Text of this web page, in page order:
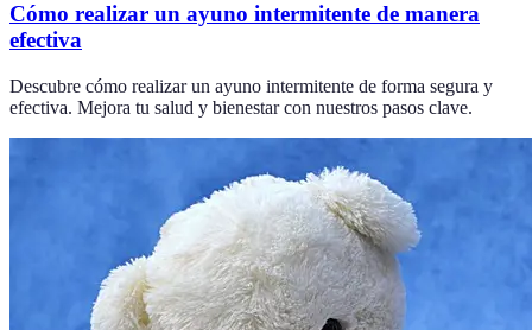
Cómo realizar un ayuno intermitente de manera
efectiva
Descubre cómo realizar un ayuno intermitente de forma segura y
efectiva. Mejora tu salud y bienestar con nuestros pasos clave.